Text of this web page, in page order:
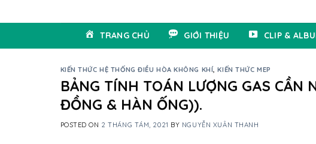
TRANG CHỦ GIỚI THIỆU CLIP &
KIẾN THỨC HỆ THỐNG ĐIỀU HÒA KHÔNG KHÍ,KIẾN THỨC MEP
BẢNG TÍNH TOÁN LƯỢNG GAS CẦN
ĐỒNG & HÀN ỐNG)).
POSTED ON 2 THÁNG TÁM, 2021 BY NGUYỄN XUÂN THANH